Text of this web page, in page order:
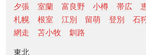
夕張
室蘭 富良野 小樽 帯広
札幌
根室 江別 留萌 登別 石
網走
苫小牧 釧路
東北